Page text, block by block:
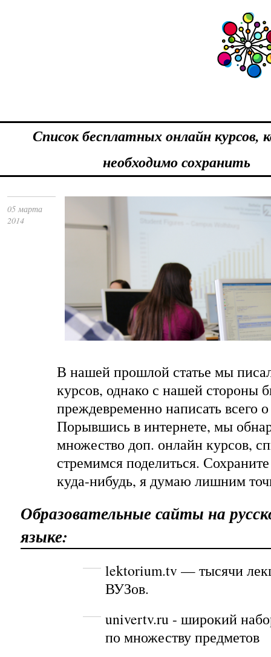
Список бесплатных онлайн курсов,
необходимо сохранить
05 марта
2014
В нашей прошлой статье мы
курсов, однако с нашей стороны
преждевременно написать всего
Порывшись в интернете, мы
множество доп. онлайн курсов,
стремимся поделиться.
куда-нибудь, я думаю лишним
Образовательные сайты на
языке:
lektorium.tv— тысячи
ВУЗов.
univertv.ru - широкий
по множеству предметов